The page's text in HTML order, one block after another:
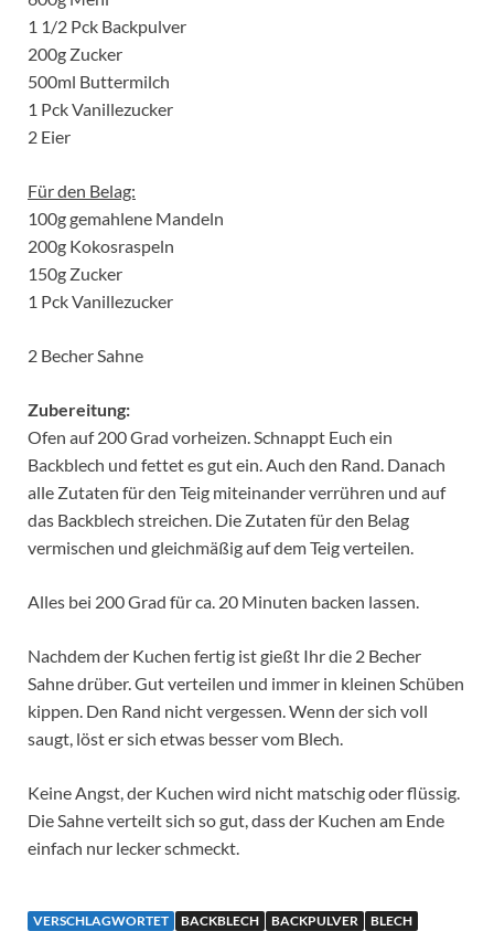
1 1/2 Pck Backpulver
200g Zucker
500ml Buttermilch
1 Pck Vanillezucker
2 Eier
Für den Belag:
100g gemahlene Mandeln
200g Kokosraspeln
150g Zucker
1 Pck Vanillezucker
2 Becher Sahne
Zubereitung:
Ofen auf 200 Grad vorheizen. Schnappt Euch ein
Backblech und fettet es gut ein. Auch den Rand. Danach
alle Zutaten für den Teig miteinander verrühren und auf
das Backblech streichen. Die Zutaten für den Belag
vermischen und gleichmäßig auf dem Teig verteilen.
Alles bei 200 Grad für ca. 20 Minuten backen lassen.
Nachdem der Kuchen fertig ist gießt Ihr die 2 Becher
Sahne drüber. Gut verteilen und immer in kleinen Schüben
kippen. Den Rand nicht vergessen. Wenn der sich voll
saugt, löst er sich etwas besser vom Blech.
Keine Angst, der Kuchen wird nicht matschig oder flüssig.
Die Sahne verteilt sich so gut, dass der Kuchen am Ende
einfach nur lecker schmeckt.
VERSCHLAGWORTET BACKBLECH BACKPULVER
BLECH